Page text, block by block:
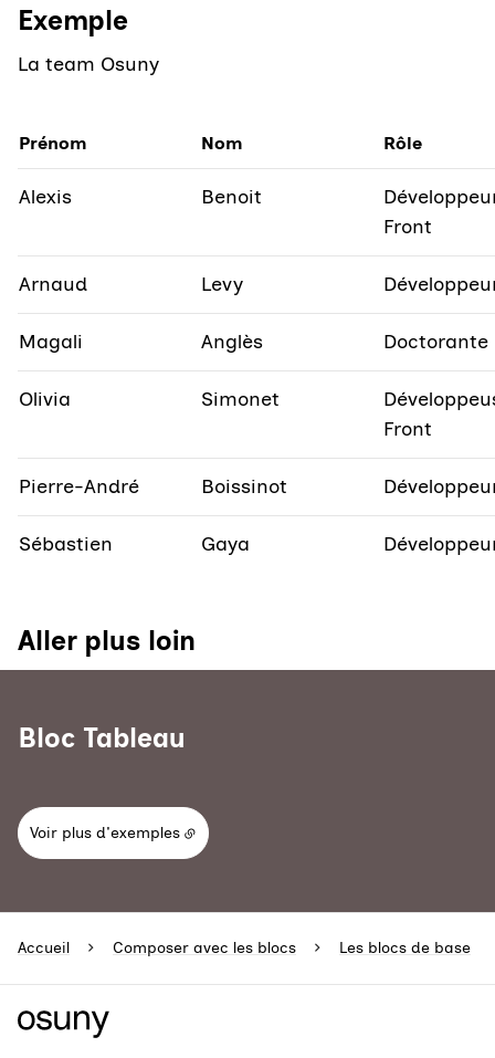
Exemple
La team Osuny
Prénom Nom Rôle
Alexis Benoit
Front
Arnaud Levy
Magali Anglès Doctorante
Olivia Simonet
Front
Pierre-André Boissinot
Sébastien Gaya
Aller plus loin
Bloc Tableau
Voir plus d'exemples
Accueil Composer avec les blocs Les blocs de base